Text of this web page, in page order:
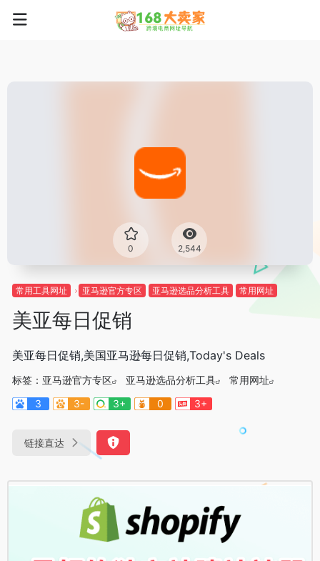
0 2,544
常用工具网址 亚马逊官方专区 亚马逊选品分析工具 常用网址
美亚每日促销
美亚每日促销,美国亚马逊每日促销,Today's Deals
标签： 亚马逊官方专区 亚马逊选品分析工具
常用网址
3
3- 3+ 0 3+
链接直达